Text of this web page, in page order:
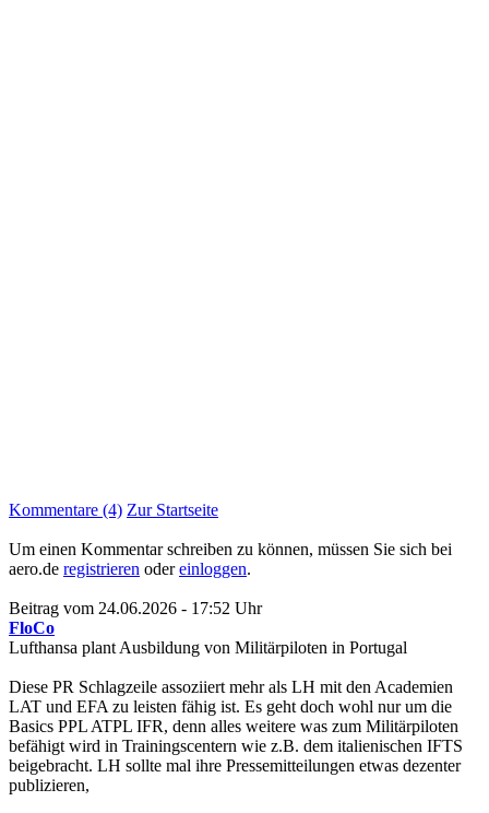
Kommentare (4) Zur Startseite
Um einen Kommentar schreiben zu können, müssen Sie sich bei
aero.de registrieren odereinloggen.
Beitrag vom 24.06.2026 - 17:52 Uhr
FloCo
Lufthansa plant Ausbildung von Militärpiloten in Portugal
Diese PR Schlagzeile assoziiert mehr als LH mit den Academien
LAT und EFA zu leisten fähig ist. Es geht doch wohl nur um die
Basics PPL ATPL IFR, denn alles weitere was zum Militärpiloten
befähigt wird in Trainingscentern wie z.B. dem italienischen IFTS
beigebracht. LH sollte mal ihre Pressemitteilungen etwas dezenter
publizieren,